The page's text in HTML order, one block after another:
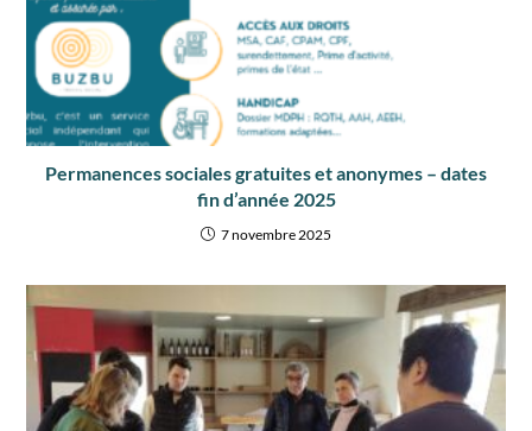
Permanences sociales gratuites et anonymes – dates
fin d’année 2025
7 novembre 2025